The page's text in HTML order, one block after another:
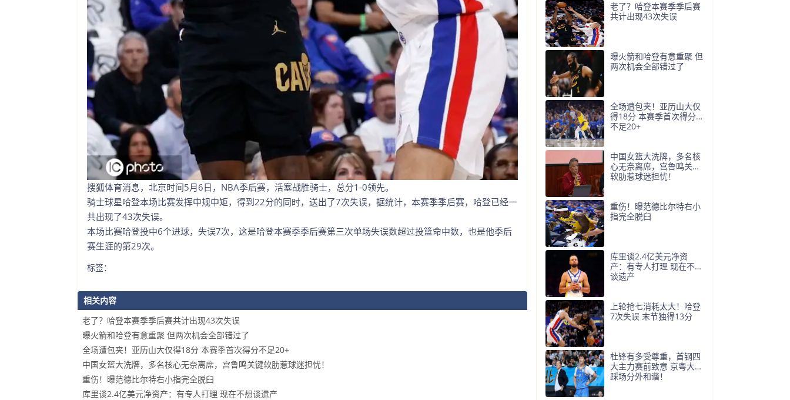
搜狐体育消息，北京时间5月6日，NBA季后赛，活塞战胜骑士，总分1-0领先。
骑士球星哈登本场比赛发挥中规中矩，得到22分的同时，送出了7次失误，据统计，本赛季季后赛，哈登已经一
共出现了43次失误。
本场比赛哈登投中6个进球，失误7次，这是哈登本赛季季后赛第三次单场失误数超过投篮命中数，也是他季后
赛生涯的第29次。
标签：
相关内容
老了？哈登本赛季季后赛共计出现43次失误
曝火箭和哈登有意重聚 但两次机会全部错过了
全场遭包夹！亚历山大仅得18分 本赛季首次得分不足20+
中国女篮大洗牌，多名核心无奈离席，宫鲁鸣关键软肋惹球迷担忧！
重伤！曝范德比尔特右小指完全脱臼
库里谈2.4亿美元净资产：有专人打理 现在不想谈遗产
老了？哈登本赛季季后赛
共计出现43次失误
曝火箭和哈登有意重聚 但
两次机会全部错过了
全场遭包夹！亚历山大仅
得18分 本赛季首次得分
不足20+
中国女篮大洗牌，多名核
心无奈离席，宫鲁鸣关键
软肋惹球迷担忧！
重伤！曝范德比尔特右小
指完全脱臼
库里谈2.4亿美元净资
产：有专人打理 现在不想
谈遗产
上轮抢七消耗太大！哈登
7次失误 末节独得13分
杜锋有多受尊重，首钢四
大主力赛前致意 京粤大战
踩场分外和谐！